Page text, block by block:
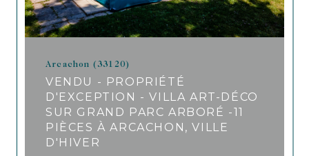
Arcachon (33120)
VENDU - PROPRIÉTÉ
D'EXCEPTION - VILLA ART-DÉCO
SUR GRAND PARC ARBORÉ -11
PIÈCES À ARCACHON, VILLE
D'HIVER